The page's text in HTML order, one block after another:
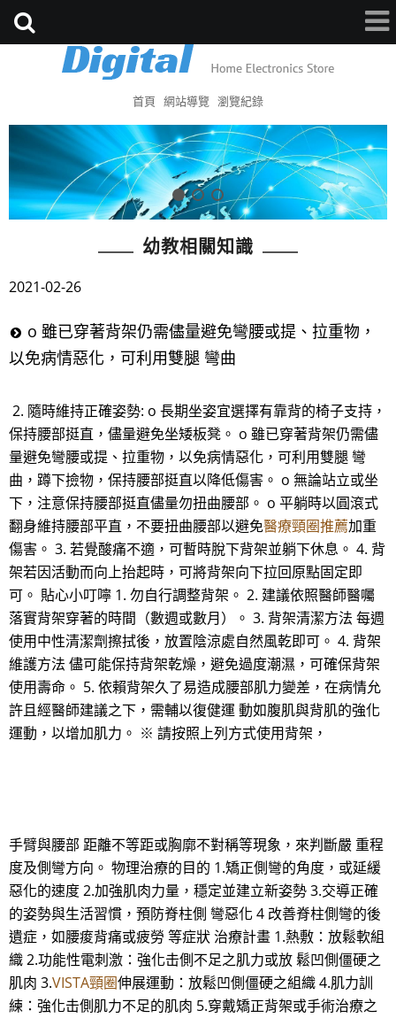
首頁 網站導覽 瀏覽紀錄
幼教相關知識
2021-02-26
o 雖已穿著背架仍需儘量避免彎腰或提、拉重物，
以免病情惡化，可利用雙腿 彎曲
2. 隨時維持正確姿勢: o 長期坐姿宜選擇有靠背的椅子支持，
保持腰部挺直，儘量避免坐矮板凳。 o 雖已穿著背架仍需儘
量避免彎腰或提、拉重物，以免病情惡化，可利用雙腿 彎
曲，蹲下撿物，保持腰部挺直以降低傷害。 o 無論站立或坐
下，注意保持腰部挺直儘量勿扭曲腰部。 o 平躺時以圓滾式
翻身維持腰部平直，不要扭曲腰部以避免醫療頸圈推薦加重
傷害。 3. 若覺酸痛不適，可暫時脫下背架並躺下休息。 4. 背
架若因活動而向上抬起時，可將背架向下拉回原點固定即
可。 貼心小叮嚀 1. 勿自行調整背架。 2. 建議依照醫師醫囑
落實背架穿著的時間（數週或數月）。 3. 背架清潔方法 每週
使用中性清潔劑擦拭後，放置陰涼處自然風乾即可。 4. 背架
維護方法 儘可能保持背架乾燥，避免過度潮濕，可確保背架
使用壽命。 5. 依賴背架久了易造成腰部肌力變差，在病情允
許且經醫師建議之下，需輔以復健運 動如腹肌與背肌的強化
運動，以增加肌力。 ※ 請按照上列方式使用背架，
手臂與腰部 距離不等距或胸廓不對稱等現象，來判斷嚴 重程
度及側彎方向。 物理治療的目的 1.矯正側彎的角度，或延緩
惡化的速度 2.加強肌肉力量，穩定並建立新姿勢 3.交導正確
的姿勢與生活習慣，預防脊柱側 彎惡化 4 改善脊柱側彎的後
遺症，如腰痠背痛或疲勞 等症狀 治療計畫 1.熱敷：放鬆軟組
織 2.功能性電刺激：強化击側不足之肌力或放 鬆凹側僵硬之
肌肉 3.VISTA頸圈伸展運動：放鬆凹側僵硬之組織 4.肌力訓
練：強化击側肌力不足的肌肉 5.穿戴矯正背架或手術治療之